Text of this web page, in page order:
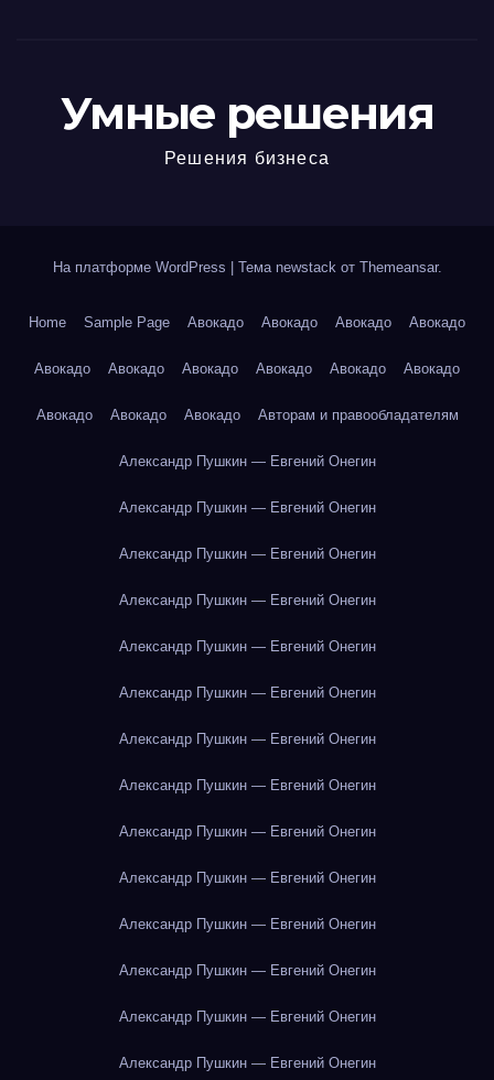
Умные решения
Решения бизнеса
На платформе WordPress Тема newstack от Themeansar.
Home Sample Page Авокадо Авокадо Авокадо Авокадо
Авокадо Авокадо Авокадо Авокадо Авокадо Авокадо
Авокадо Авокадо Авокадо Авторам и правообладателям
Александр Пушкин — Евгений Онегин
Александр Пушкин — Евгений Онегин
Александр Пушкин — Евгений Онегин
Александр Пушкин — Евгений Онегин
Александр Пушкин — Евгений Онегин
Александр Пушкин — Евгений Онегин
Александр Пушкин — Евгений Онегин
Александр Пушкин — Евгений Онегин
Александр Пушкин — Евгений Онегин
Александр Пушкин — Евгений Онегин
Александр Пушкин — Евгений Онегин
Александр Пушкин — Евгений Онегин
Александр Пушкин — Евгений Онегин
Александр Пушкин — Евгений Онегин